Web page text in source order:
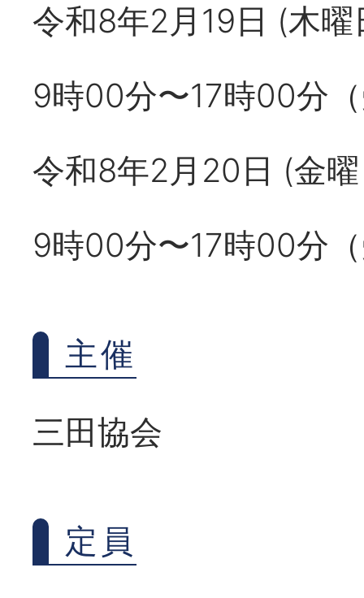
令和8年2月19日 (木
9時00分〜17時00分
令和8年2月20日 (金
9時00分〜17時00分
主催
三田協会
定員